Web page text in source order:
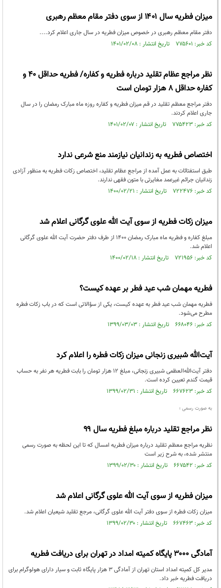
میزان فطریه سال ۱۴۰۱ از سوی دفتر مقام معظم رهبری
دفتر مقام معظم رهبری در خصوص میزان فطریه در سال جاری اعلام کرد....
کد خبر: ۷۷۵۶۰۱ تاریخ انتشار : ۱۴۰۱/۰۲/۰۸
نظر مراجع عظام تقلید درباره فطریه و کفاره/ فطریه حداقل 40 و
کفاره حداقل 8 هزار تومان است
دفتر مراجع معظم تقلید در قم میزان فطریه و کفاره روزه ماه مبارک رمضان را در سال
جاری اعلام کردند.
کد خبر: ۷۷۵۴۲۳ تاریخ انتشار : ۱۴۰۱/۰۲/۰۷
اختصاص فطریه به زندانیان نیازمند منع شرعی ندارد
طبق استفتائات به عمل آمده از مراجع عظام تقلید، اختصاص زکات فطریه به منظور آزادی
زندانیان جرائم غیرعمد مغایرتی با متون فقهی ندارند.
کد خبر: ۷۲۲۴۷۶ تاریخ انتشار : ۱۴۰۰/۰۲/۲۱
میزان زکات فطریه از سوی آیت الله علوی گرگانی اعلام شد
مبلغ کفاره و فطریه ماه مبارک رمضان ١۴٠٠ از طرف دفتر حضرت آیت الله علوی گرگانی
اعلام شد.
کد خبر: ۷۲۱۹۵۶ تاریخ انتشار : ۱۴۰۰/۰۲/۱۸
فطریه مهمان شب عید فطر بر عهده کیست؟
فطریه مهمان شب عید فطر به عهده کیست، یکی از سؤالاتی است که در باب زکات فطره
مطرح می‌شود.
کد خبر: ۶۶۸۰۴۶ تاریخ انتشار : ۱۳۹۹/۰۳/۰۳
آیت‌الله شبیری زنجانی میزان زکات فطره را اعلام کرد
دفتر آیت‌الله‌العظمی شبیری زنجانی، مبلغ ۱۲ هزار تومان را بابت فطریه هر نفر به‌ حساب
قیمت گندم تعیین کرده است.
کد خبر: ۶۶۷۶۲۳ تاریخ انتشار : ۱۳۹۹/۰۲/۳۱
به صورت رسمی ؛
نظر مراجع تقلید درباره مبلغ فطریه سال ۹۹
نظریه مراجع معظم تقلید درباره میزان فطریه امسال که تا این لحظه به صورت رسمی
منتشر شده، به شرح زیر است
کد خبر: ۶۶۷۵۴۲ تاریخ انتشار : ۱۳۹۹/۰۲/۳۰
میزان فطریه از سوی آیت الله علوی گرگانی اعلام شد
میزان زکات فطره از سوی دفتر آیت الله علوی گرگانی، مرجع تقلید شیعیان اعلام شد.
کد خبر: ۶۶۷۴۶۳ تاریخ انتشار : ۱۳۹۹/۰۲/۳۰
آمادگی ۳۰۰۰ پایگاه کمیته امداد در تهران برای دریافت فطریه
مدیر کل کمیته امداد استان تهران از آمادگی ۳ هزار پایگاه ثابت و سیار دارای هولوگرام برای
دریافت فطریه خبر داد.